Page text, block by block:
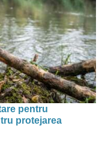
pentru
protejarea